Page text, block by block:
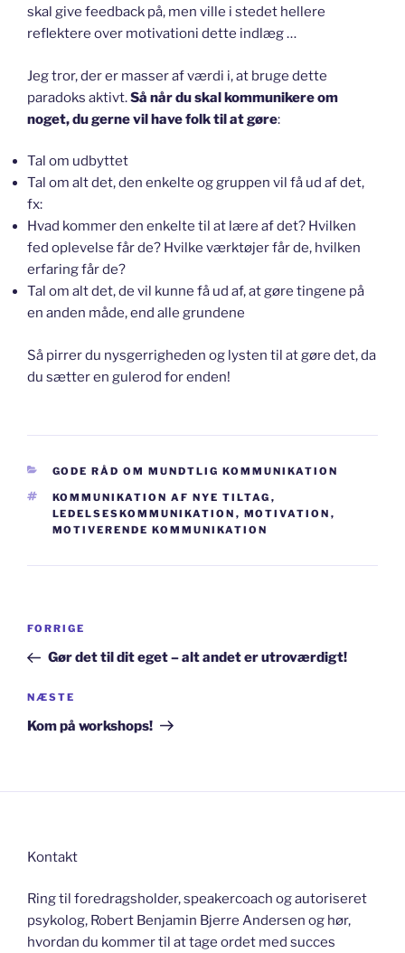
skal give feedback på, men ville i stedet hellere
reflektere over motivationi dette indlæg …
Jeg tror, der er masser af værdi i, at bruge dette
paradoks aktivt.Så når du skal kommunikere om
noget, du gerne vil have folk til at gøre:
Tal om udbyttet
Tal om alt det, den enkelte og gruppen vil få ud af det,
fx:
Hvad kommer den enkelte til at lære af det? Hvilken
fed oplevelse får de? Hvilke værktøjer får de, hvilken
erfaring får de?
Tal om alt det, de vil kunne få ud af, at gøre tingene på
en anden måde, end alle grundene
Så pirrer du nysgerrigheden og lysten til at gøre det, da
du sætter en gulerod for enden!
KATEGORIER
GODE RÅD OM MUNDTLIG KOMMUNIKATION
TAGS
KOMMUNIKATION AF NYE TILTAG ,
LEDELSESKOMMUNIKATION , MOTIVATION ,
MOTIVERENDE KOMMUNIKATION
Indlægsnavigation
Forrige
indlæg
FORRIGE
Gør det til dit eget – alt andet er utroværdigt!
Næste
indlæg
NÆSTE
Kom på workshops!
Kontakt
Ring til foredragsholder, speakercoach og autoriseret
psykolog, Robert Benjamin Bjerre Andersen og hør,
hvordan du kommer til at tage ordet med succes